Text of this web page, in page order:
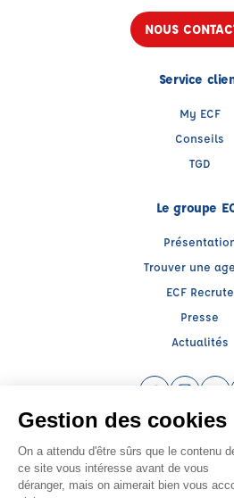
NOUS
Service
My ECF
Conseils
TGD
Le groupe
Trouver une
ECF Recrute
Presse
Actualités
Facebook
Raison sociale : SUD PREVENTION
20000€
SIREN: 814514188 - Numéro de TVA
Agrément